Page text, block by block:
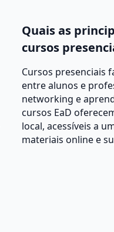
Quais as
cursos
Cursos presenciais
entre alunos e
networking e
cursos EaD
local, acessíveis a
materiais online e